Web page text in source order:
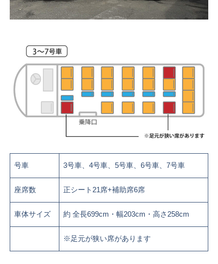
号車 3号車、4号車、5号車、6号車、7号車
座席数 正シート21席+補助席6席
車体サイズ 約 全長699cm・幅203cm・高さ258cm
※足元が狭い席があります